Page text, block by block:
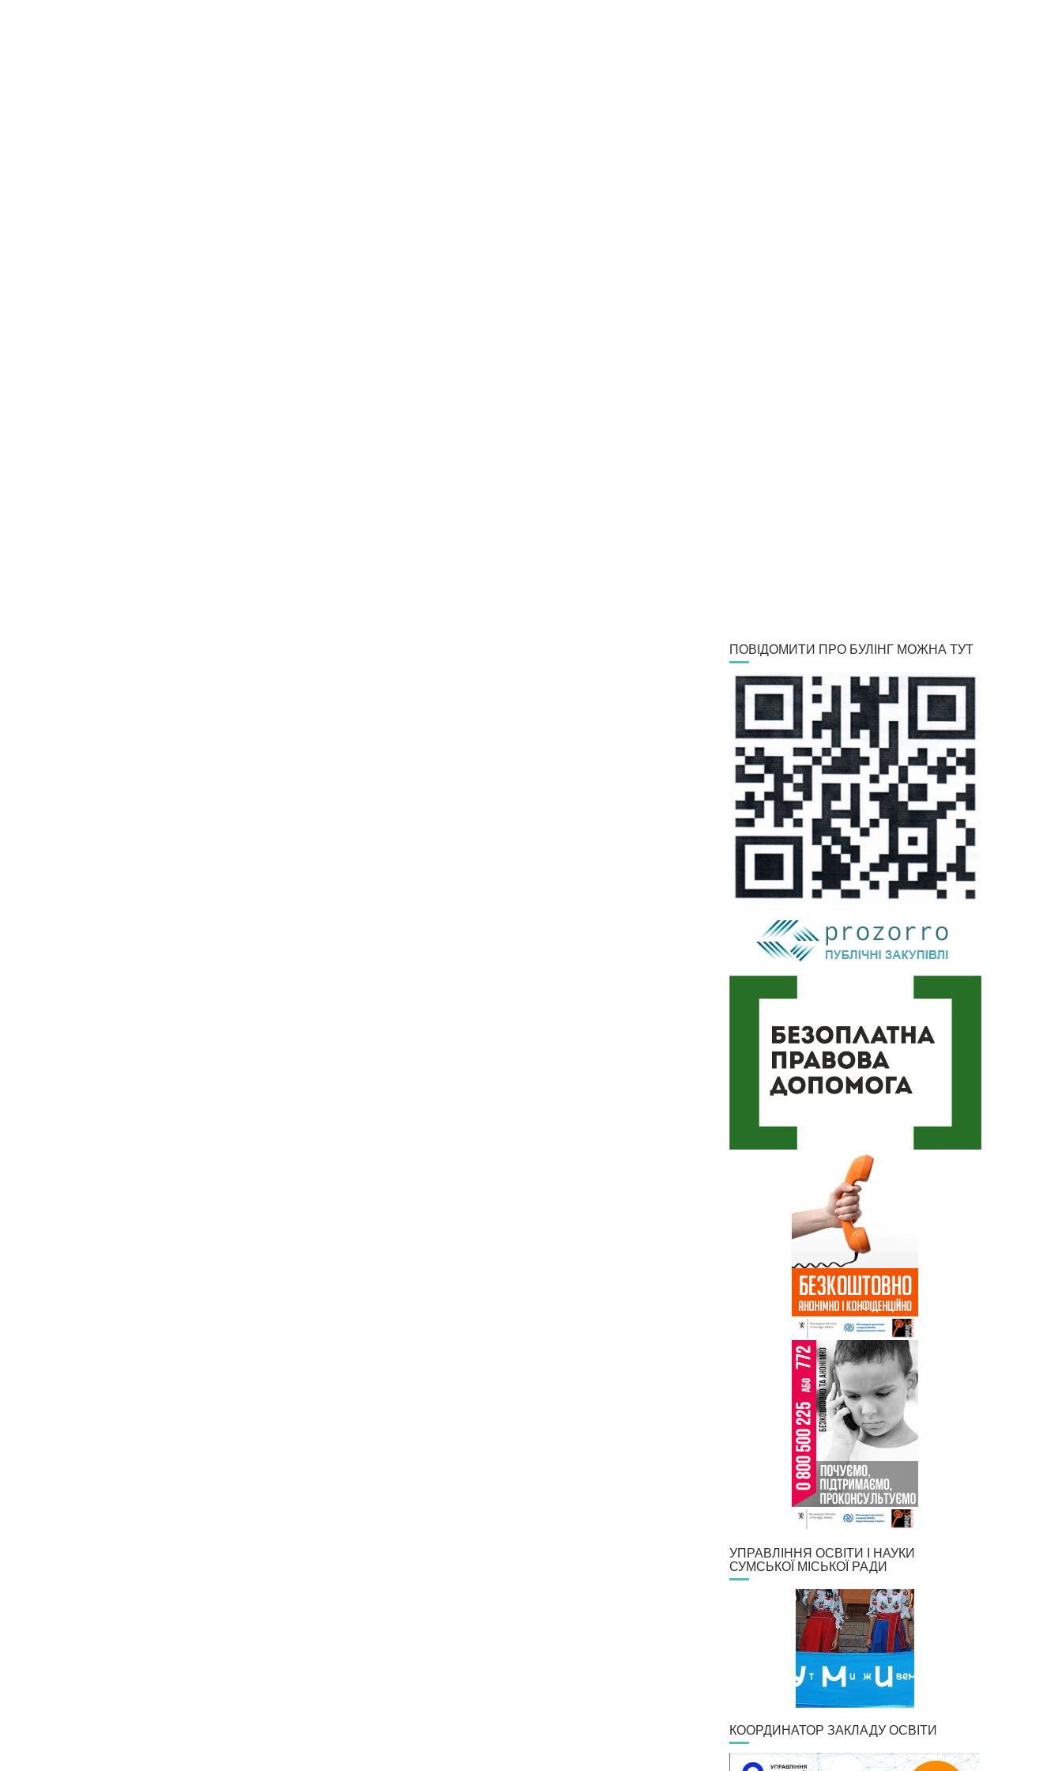
ПОВІДОМИТИ ПРО БУЛІНГ МОЖНА ТУТ
УПРАВЛІННЯ ОСВІТИ І НАУКИ
СУМСЬКОЇ МІСЬКОЇ РАДИ
КООРДИНАТОР ЗАКЛАДУ ОСВІТИ